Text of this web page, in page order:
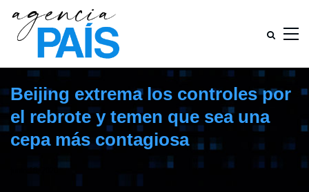
Beijing extrema los controles por
el rebrote y temen que sea una
cepa más contagiosa